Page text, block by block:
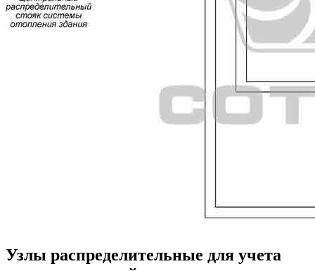
Узлы распределительные для учета